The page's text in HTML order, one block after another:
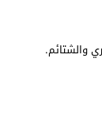
والشتائم.